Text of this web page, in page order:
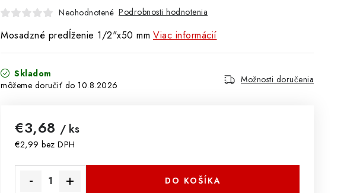
Neohodnotené Podrobnosti hodnotenia
Mosadzné predĺženie 1/2"x50 mm Viac informácií
Skladom
10.8.2026
Možnosti doručenia
€3,68 / ks
€2,99 bez DPH
DO KOŠÍKA